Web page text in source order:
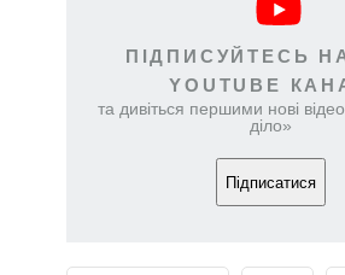
ПІДПИСУЙТЕСЬ
YOUTUBE
та дивіться першими нові
діло»
Підписатися